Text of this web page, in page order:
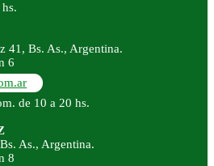
41, Bs. As., Argentina.
6
de 10 a 20 hs.
As., Argentina.
8